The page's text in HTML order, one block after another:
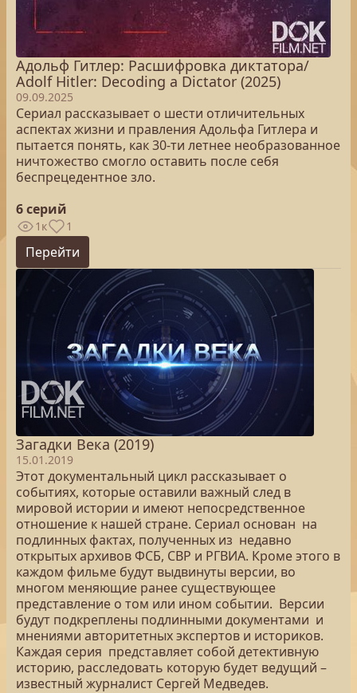
Адольф Гитлер: Расшифровка диктатора/
Adolf Hitler: Decoding a Dictator (2025)
09.09.2025
Сериал рассказывает о шести отличительных
аспектах жизни и правления Адольфа Гитлера и
пытается понять, как 30-ти летнее необразованное
ничтожество смогло оставить после себя
беспрецедентное зло.
6 серий
1к 1
Перейти
Загадки Века (2019)
15.01.2019
Этот документальный цикл рассказывает о
событиях, которые оставили важный след в
мировой истории и имеют непосредственное
отношение к нашей стране. Сериал основан на
подлинных фактах, полученных из недавно
открытых архивов ФСБ, СВР и РГВИА. Кроме этого в
каждом фильме будут выдвинуты версии, во
многом меняющие ранее существующее
представление о том или ином событии. Версии
будут подкреплены подлинными документами и
мнениями авторитетных экспертов и историков.
Каждая серия представляет собой детективную
историю, расследовать которую будет ведущий –
известный журналист Сергей Медведев.